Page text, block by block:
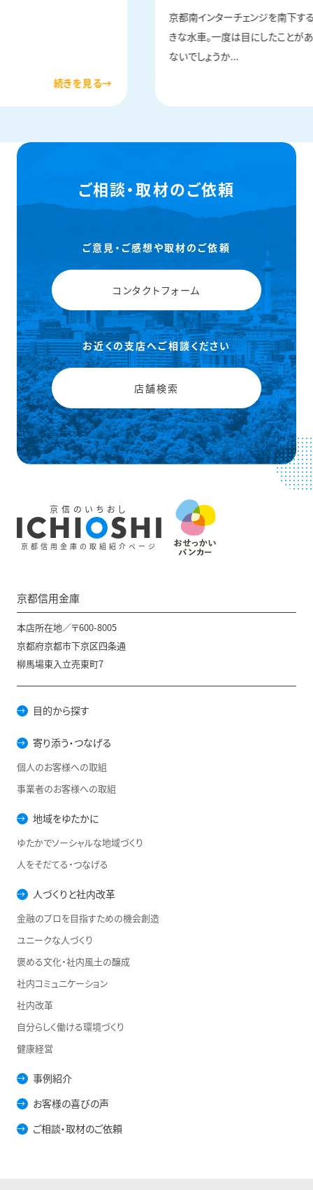
京都南インターチェンジを南下す
きな水車。一度は目にしたことが
ないでしょうか...
ご相談・取材のご依頼
ご意見・ご感想や取材のご依頼
コンタクトフォーム
お近くの支店へご相談ください
店舗検索
京信のいちおし
京都信用金庫の取組紹介ページ
京都信用金庫
本店所在地／〒600-8005
京都府京都市下京区四条通
柳馬場東入立売東町7
目的から探す
寄り添う・つなげる
個人のお客様への取組
事業者のお客様への取組
地域をゆたかに
ゆたかでソーシャルな地域づくり
人をそだてる・つなげる
人づくりと社内改革
金融のプロを目指すための機会創造
ユニークな人づくり
褒める文化・社内風土の醸成
社内コミュニケーション
社内改革
自分らしく働ける環境づくり
健康経営
事例紹介
お客様の喜びの声
ご相談・取材のご依頼